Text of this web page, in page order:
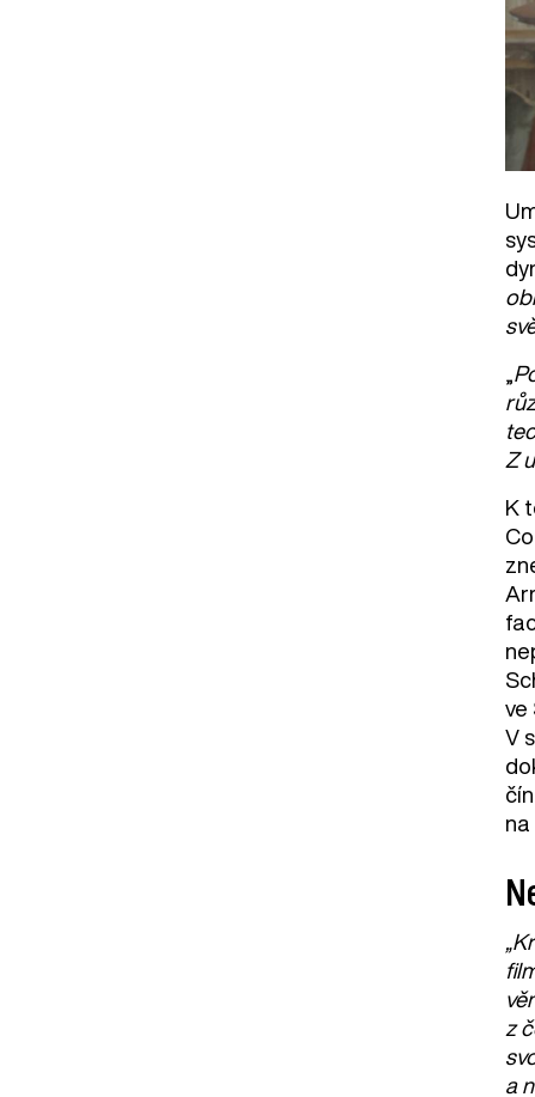
Z
K
ve
V
na
z
a